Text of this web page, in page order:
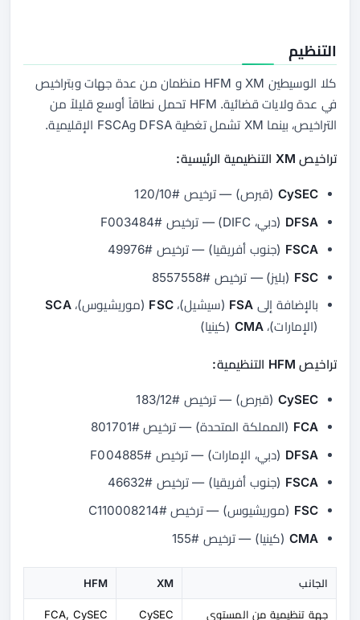
التنظيم
كلا الوسيطين XM و HFM منظمان من عدة جهات وبتراخيص
في عدة ولايات قضائية. HFM تحمل نطاقاً أوسع قليلاً من
التراخيص، بينما XM تشمل تغطية DFSA وFSCA الإقليمية.
تراخيص XM التنظيمية الرئيسية:
CySEC (قبرص) — ترخيص #120/10
DFSA (دبي، DIFC) — ترخيص #F003484
FSCA (جنوب أفريقيا) — ترخيص #49976
FSC (بليز) — ترخيص #8557558
بالإضافة إلى FSA (سيشيل)،FSC (موريشيوس)،SCA
(الإمارات)،CMA (كينيا)
تراخيص HFM التنظيمية:
CySEC (قبرص) — ترخيص #183/12
FCA (المملكة المتحدة) — ترخيص #801701
DFSA (دبي، الإمارات) — ترخيص #F004885
FSCA (جنوب أفريقيا) — ترخيص #46632
FSC (موريشيوس) — ترخيص #C110008214
CMA (كينيا) — ترخيص #155
الجانب XM
HFM
جهة تنظيمية من المستوى
CySEC
FCA, CySEC